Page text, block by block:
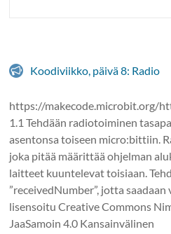
Koodiviikko, päivä 8: Radio
https://makecode.microbit.org/
1.1 Tehdään radiotoiminen
asentonsa toiseen micro:bittiin.
joka pitää määrittää ohjelman
laitteet kuuntelevat toisiaan.
”receivedNumber”, jotta
lisensoitu Creative Commons
JaaSamoin 4.0 Kansainvälinen